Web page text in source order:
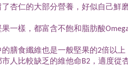
杏仁的大部分營養，好似自己鮮
一樣，都富含不飽和脂肪酸
的膳食纖維也是一般堅果的2倍以
人比較缺乏的維他命B2，適度從